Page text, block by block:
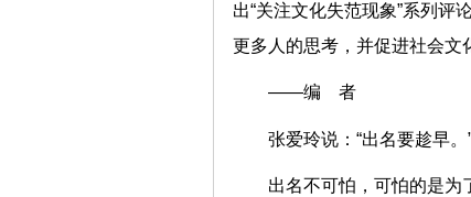
出“关注文化失范现象”系列评
更多人的思考，并促进社会文
——编
张爱玲说：“出名要趁早
出名不可怕，可怕的是为